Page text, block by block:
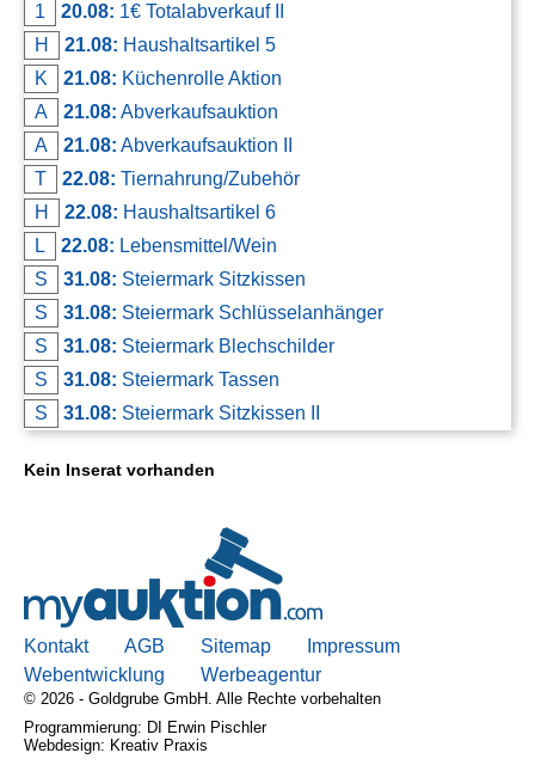
1
20.08: 1€ Totalabverkauf II
H
21.08: Haushaltsartikel 5
K
21.08: Küchenrolle Aktion
A
21.08: Abverkaufsauktion
A
21.08: Abverkaufsauktion II
T
22.08: Tiernahrung/Zubehör
H
22.08: Haushaltsartikel 6
L
22.08: Lebensmittel/Wein
S
31.08: Steiermark Sitzkissen
S
31.08: Steiermark Schlüsselanhänger
S
31.08: Steiermark Blechschilder
S
31.08: Steiermark Tassen
S
31.08: Steiermark Sitzkissen II
Kein Inserat vorhanden
Kontakt AGB Sitemap
Impressum
Webentwicklung
Werbeagentur
© 2026 - Goldgrube GmbH. Alle Rechte vorbehalten
Programmierung: DI Erwin Pischler
Webdesign: Kreativ Praxis